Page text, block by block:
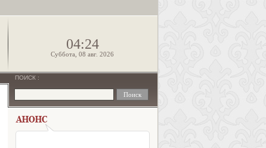
04:24
Суббота, 08 авг. 2026
ПОИСК :